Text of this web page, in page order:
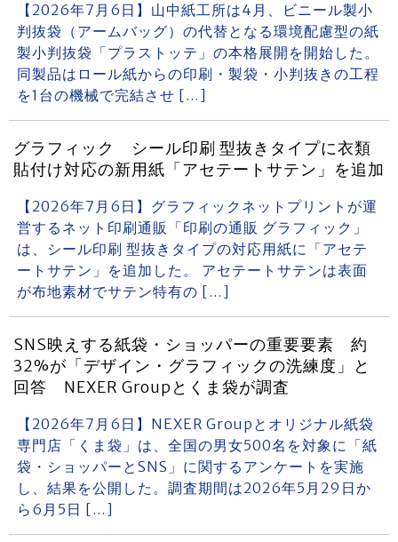
【2026年7月6日】山中紙工所は4月、ビニール製小
判抜袋（アームバッグ）の代替となる環境配慮型の紙
製小判抜袋「プラストッテ」の本格展開を開始した。
同製品はロール紙からの印刷・製袋・小判抜きの工程
を1台の機械で完結させ […]
グラフィック シール印刷 型抜きタイプに衣類
貼付け対応の新用紙「アセテートサテン」を追加
【2026年7月6日】グラフィックネットプリントが運
営するネット印刷通販「印刷の通販 グラフィック」
は、シール印刷 型抜きタイプの対応用紙に「アセテ
ートサテン」を追加した。 アセテートサテンは表面
が布地素材でサテン特有の […]
SNS映えする紙袋・ショッパーの重要要素 約
32%が「デザイン・グラフィックの洗練度」と
回答 NEXER Groupとくま袋が調査
【2026年7月6日】NEXER Groupとオリジナル紙袋
専門店「くま袋」は、全国の男女500名を対象に「紙
袋・ショッパーとSNS」に関するアンケートを実施
し、結果を公開した。調査期間は2026年5月29日か
ら6月5日 […]